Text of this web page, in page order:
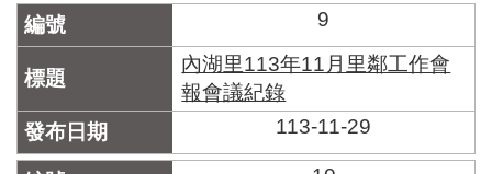
9
內湖里113年11月里鄰工作會
報會議紀錄
113-11-29